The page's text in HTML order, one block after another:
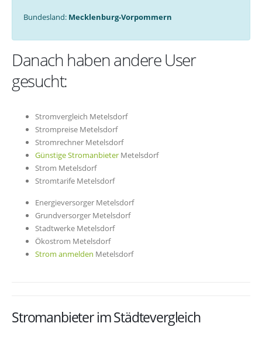
Bundesland: Mecklenburg-Vorpommern
Danach haben andere User
gesucht:
Stromvergleich Metelsdorf
Strompreise Metelsdorf
Stromrechner Metelsdorf
Günstige Stromanbieter Metelsdorf
Strom Metelsdorf
Stromtarife Metelsdorf
Energieversorger Metelsdorf
Grundversorger Metelsdorf
Stadtwerke Metelsdorf
Ökostrom Metelsdorf
Strom anmelden Metelsdorf
Stromanbieter im Städtevergleich